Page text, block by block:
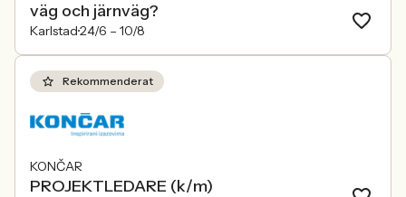
väg och järnväg?
Karlstad24/6 – 10/8
Rekommenderat
KONČAR
PROJEKTLEDARE (k/m)